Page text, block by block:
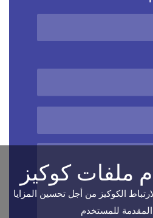
ملفات كوكيز
الكوكيز من أجل تحسين المزايا
للمستخدم